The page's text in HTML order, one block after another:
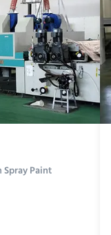
Paint